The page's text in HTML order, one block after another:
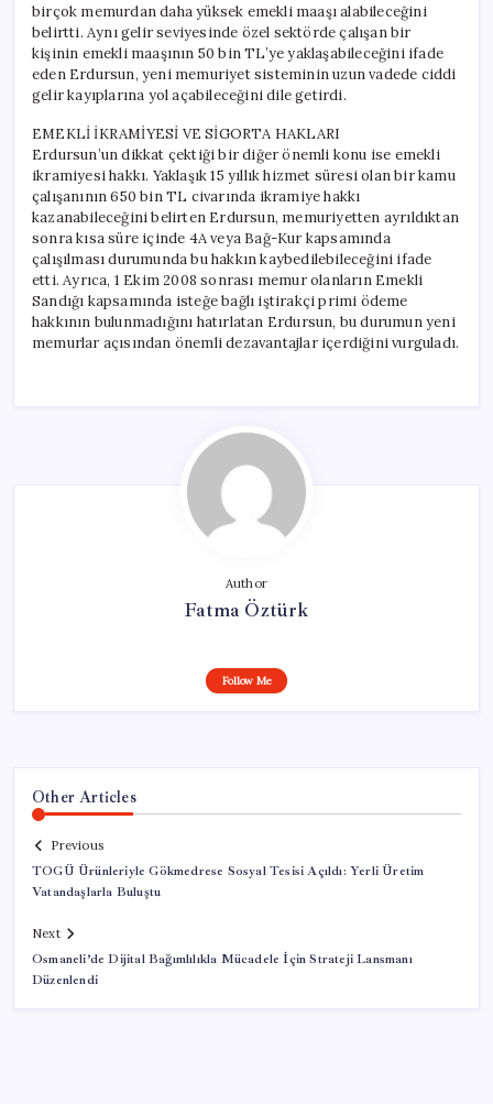
birçok memurdan daha yüksek emekli maaşı alabileceğini
belirtti. Aynı gelir seviyesinde özel sektörde çalışan bir
kişinin emekli maaşının 50 bin TL’ye yaklaşabileceğini ifade
eden Erdursun, yeni memuriyet sisteminin uzun vadede ciddi
gelir kayıplarına yol açabileceğini dile getirdi.
EMEKLİ İKRAMİYESİ VE SİGORTA HAKLARI
Erdursun’un dikkat çektiği bir diğer önemli konu ise emekli
ikramiyesi hakkı. Yaklaşık 15 yıllık hizmet süresi olan bir kamu
çalışanının 650 bin TL civarında ikramiye hakkı
kazanabileceğini belirten Erdursun, memuriyetten ayrıldıktan
sonra kısa süre içinde 4A veya Bağ-Kur kapsamında
çalışılması durumunda bu hakkın kaybedilebileceğini ifade
etti. Ayrıca, 1 Ekim 2008 sonrası memur olanların Emekli
Sandığı kapsamında isteğe bağlı iştirakçi primi ödeme
hakkının bulunmadığını hatırlatan Erdursun, bu durumun yeni
memurlar açısından önemli dezavantajlar içerdiğini vurguladı.
Author
Fatma Öztürk
Follow Me
Other Articles
Previous
TOGÜ Ürünleriyle Gökmedrese Sosyal Tesisi Açıldı: Yerli Üretim
Vatandaşlarla Buluştu
Next
Osmaneli’de Dijital Bağımlılıkla Mücadele İçin Strateji Lansmanı
Düzenlendi